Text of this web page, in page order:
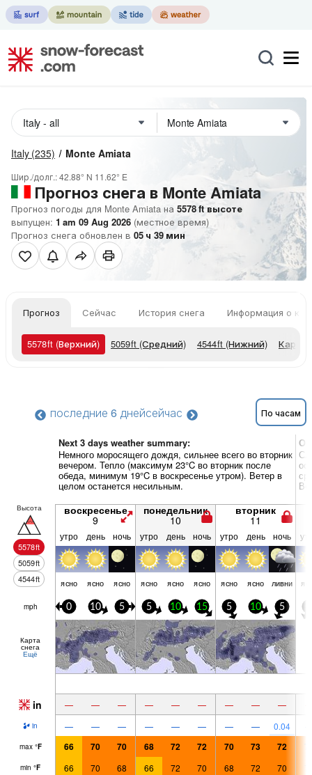
Italy (235) Monte Amiata
Шир./долг.:42.88° N 11.62° E
Прогноз снега в Monte Amiata
Прогноз погоды для Monte Amiata на 5578ftвысоте
выпущен: 1 am 09 Aug 2026 (местное время)
Прогноз снега обновлен в 05 ч 39 мин
Прогноз Сейчас История снега Информация о
5578ft (Верхний) 5059ft (Средний) 4544ft (Нижний) Карты
последние 6 днейсейчас По часам
Next 3 days weather summary:
Немного моросящего дождя, сильнее всего во вторник
вечером. Тепло (максимум 23°C во вторник после
обеда, минимум 19°C в воскресенье утром). Ветер в
целом останется несильным.
Высота
5578ft
5059ft
4544ft
воскресенье
9
понедельник
10
вторник
11
утро день ночь утро день ночь утро день ночь
ясно ясно ясно ясно ясно ясно ясно ясно ливни
mph 0 10 5 5 10 15 5 10 5
Карта
снега
Ещё
in — — — — — — — — —
in — — — — — — — — 0.04
max °F 66 70 70 68 72 72 70 73 72
min °F 66 70 68 66 72 70 68 72 70